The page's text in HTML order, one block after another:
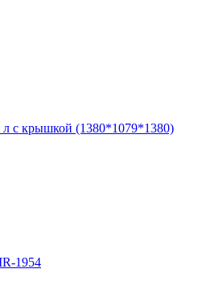
с крышкой (1380*1079*1380)
1954